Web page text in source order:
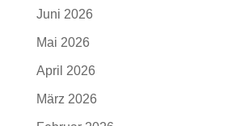
Juni 2026
Mai 2026
April 2026
März 2026